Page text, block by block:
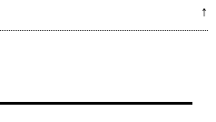
персон ↑